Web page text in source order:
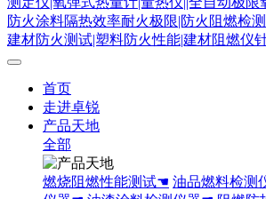
首页
走进卓锐
产品天地
全部
燃烧阻燃性能测试☚ 油品燃料检测